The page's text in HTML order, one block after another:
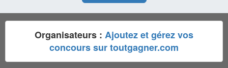
Organisateurs : Ajoutez et gérez vos
concours sur toutgagner.com